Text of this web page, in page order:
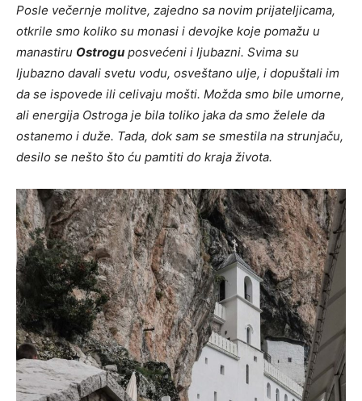
Posle večernje molitve, zajedno sa novim prijateljicama,
otkrile smo koliko su monasi i devojke koje pomažu u
manastiru Ostrogu posvećeni i ljubazni. Svima su
ljubazno davali svetu vodu, osveštano ulje, i dopuštali im
da se ispovede ili celivaju mošti. Možda smo bile umorne,
ali energija Ostroga je bila toliko jaka da smo želele da
ostanemo i duže. Tada, dok sam se smestila na strunjaču,
desilo se nešto što ću pamtiti do kraja života.